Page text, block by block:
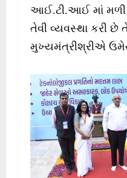
આઈ.ટી.આઈ માં
તેવી વ્યવસ્થા કરી છે
મુખ્યમંત્રીશ્રીએ